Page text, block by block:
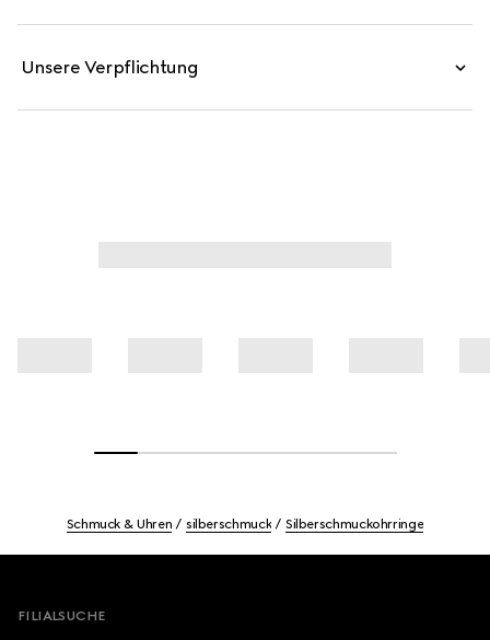
Unsere Verpflichtung
Schmuck & Uhren silberschmuck Silberschmuckohrringe
FILIALSUCHE